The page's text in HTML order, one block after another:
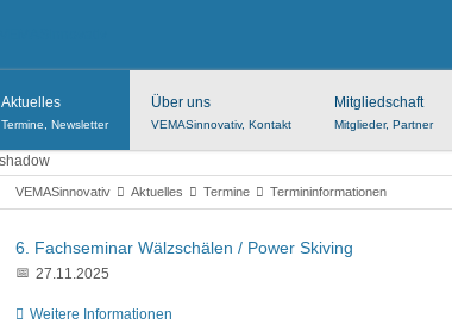
Aktuelles
Termine, Newsletter
Über uns
VEMASinnovativ, Kontakt
Mitgliedschaft
Mitglieder, Partner
VEMASinnovativ Aktuelles Termine Termininformationen
6. Fachseminar Wälzschälen / Power Skiving
27.11.2025
Weitere Informationen